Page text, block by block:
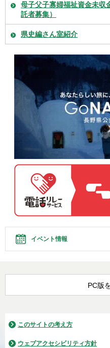
母子父子寡婦福祉資金未収
託者募集）
県史編さん室紹介
イベント情報
PC版
このサイトの考え方
ウェブアクセシビリティ方針